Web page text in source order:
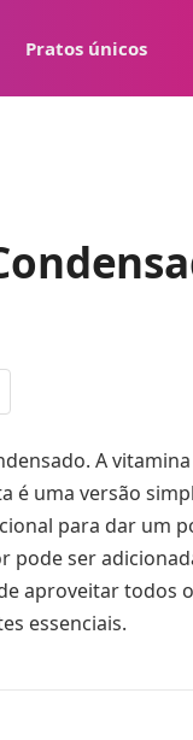
Pratos únicos
A
é uma versão
para dar um
pode ser
aproveitar todos
essenciais.